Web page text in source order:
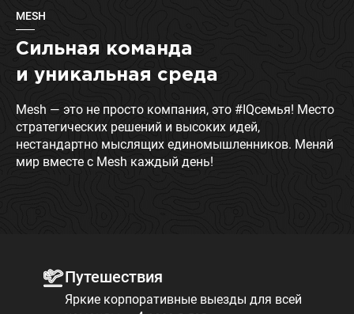
MESH
Сильная команда
и уникальная среда
Mesh — это не просто компания, это #IQсемья! Место
стратегических решений и высоких идей,
нестандартно мыслящих единомышленников. Меняй
мир вместе с Mesh каждый день!
Путешествия
Яркие корпоративные выезды для всей